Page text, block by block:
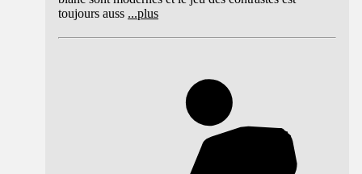
toujours auss ...plus